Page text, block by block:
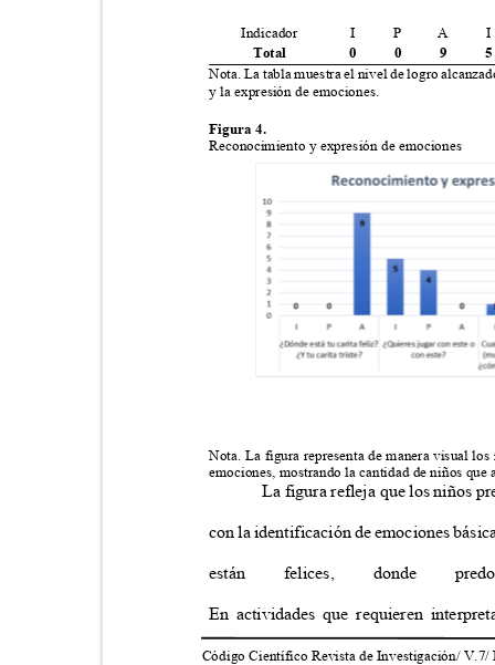
Indicador I P A I
Total 0 0 9
5
Nota. La tabla muestra el nivel de logro
y la expresión de emociones.
Figura 4.
Reconocimiento y expresión de emociones
Nota. La figura representa de manera visual
emociones, mostrando la cantidad de niños
La figura refleja que los niños
con la identificación de emociones
están felices, donde
En actividades que requieren
Código Científico Revista de Investigación/